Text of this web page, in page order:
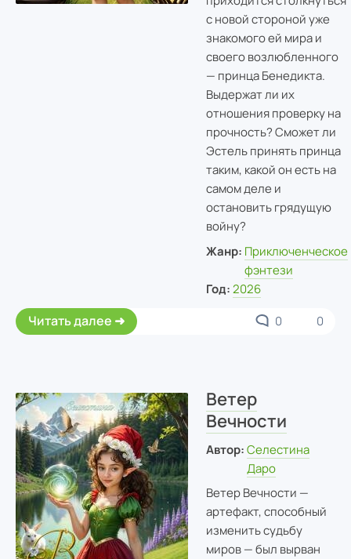
с новой стороной уже
знакомого ей мира и
своего возлюбленного
— принца Бенедикта.
Выдержат ли их
отношения проверку на
прочность? Сможет ли
Эстель принять принца
таким, какой он есть на
самом деле и
остановить грядущую
войну?
Жанр: Приключенческое
фэнтези
Год: 2026
Читать далее 0 0
Ветер
Вечности
Автор: Селестина
Даро
Ветер Вечности —
артефакт, способный
изменить судьбу
миров — был вырван